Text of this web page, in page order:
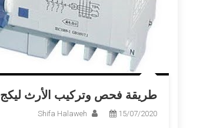
طريقة فحص وتركيب الأرث ليكج
15/07/2020
Shifa Halaweh